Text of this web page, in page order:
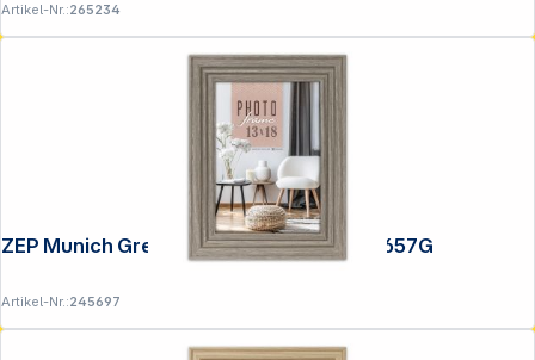
Artikel-Nr.:265234
ZEP Munich Grey 13x18 Holz Rahmen AA657G
Artikel-Nr.:245697